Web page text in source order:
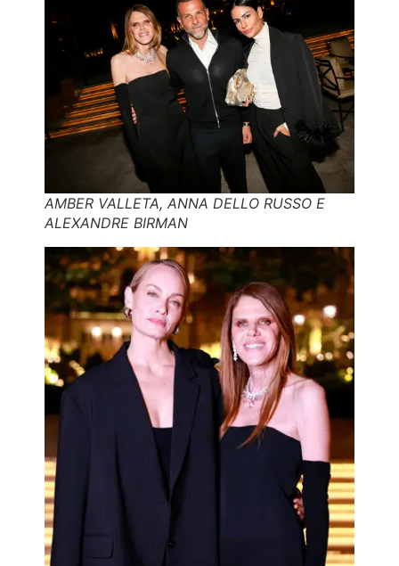
AMBER VALLETA, ANNA DELLO RUSSO E
ALEXANDRE BIRMAN